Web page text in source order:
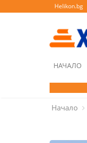
Helikon.bg
НАЧАЛО
Начало